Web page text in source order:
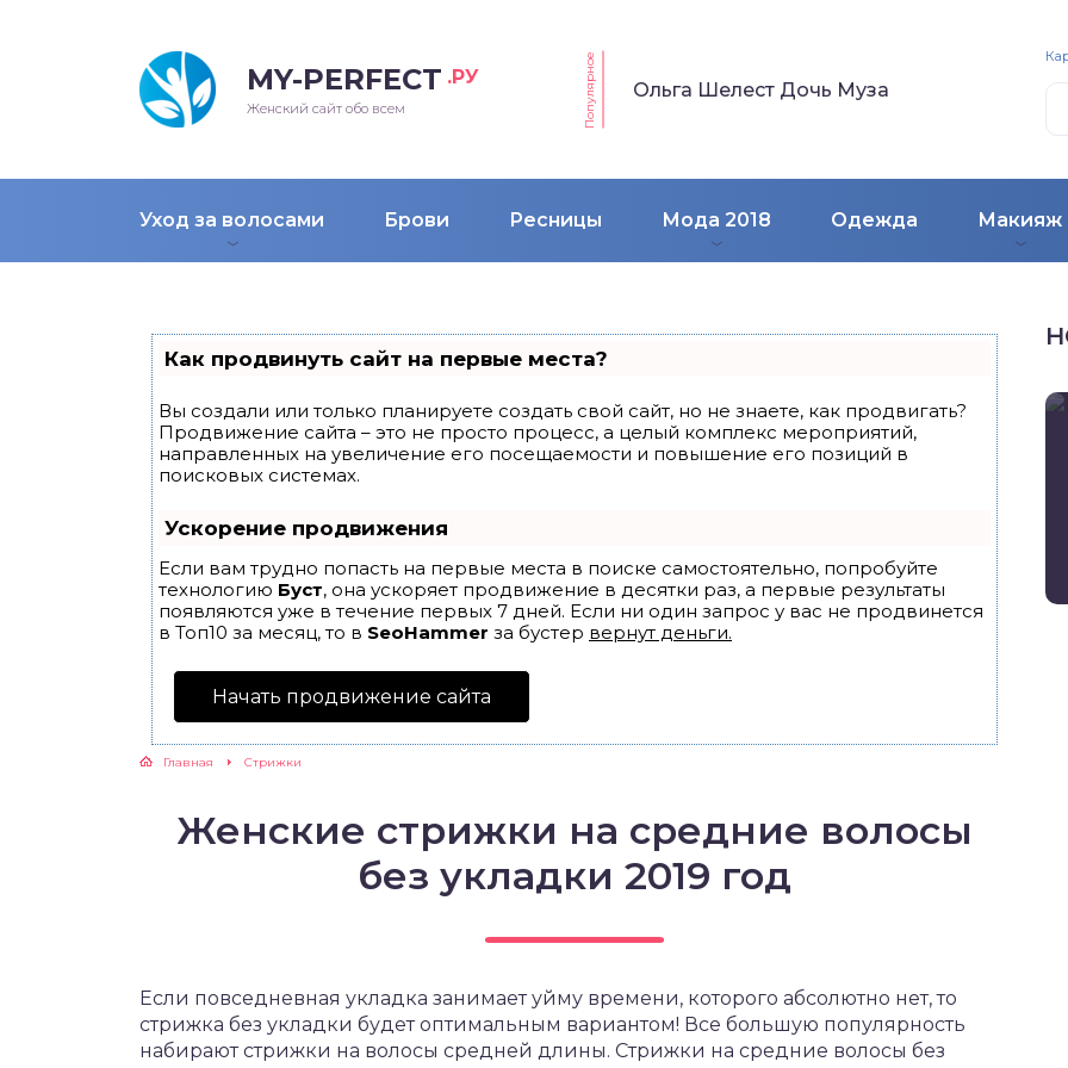
MY-PERFECT .РУ
Женский сайт обо всем Популярное Ольга Шелест Дочь Муза
Уход за волосами Брови Ресницы Мода 2018 Одежда Макияж
Как продвинуть сайт на первые места?
Вы создали или только планируете создать свой сайт, но не знаете, как продвигать?
Продвижение сайта – это не просто процесс, а целый комплекс мероприятий,
направленных на увеличение его посещаемости и повышение его позиций в
поисковых системах.
Ускорение продвижения
Если вам трудно попасть на первые места в поиске самостоятельно, попробуйте
технологию Буст, она ускоряет продвижение в десятки раз, а первые результаты
появляются уже в течение первых 7 дней. Если ни один запрос у вас не продвинется
в Топ10 за месяц, то в SeoHammer за бустер вернут деньги.
Начать продвижение сайта
Главная Cтрижки
Женские стрижки на средние волосы
без укладки 2019 год
Если повседневная укладка занимает уйму времени, которого абсолютно нет, то
стрижка без укладки будет оптимальным вариантом! Все большую популярность
набирают стрижки на волосы средней длины. Стрижки на средние волосы без
прически 2018
стрижки 2018